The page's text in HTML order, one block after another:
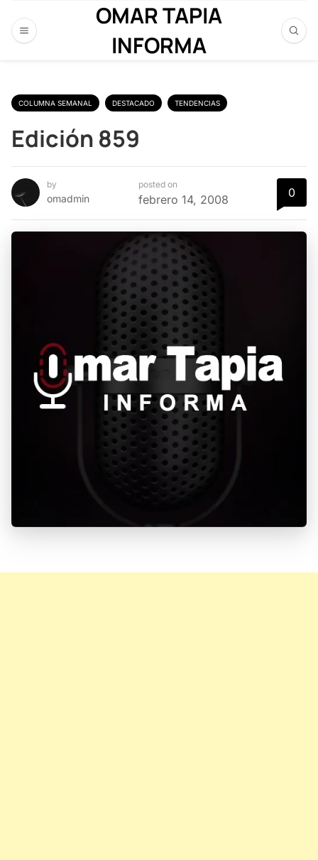
OMAR TAPIA
INFORMA
COLUMNA SEMANAL DESTACADO TENDENCIAS
Edición 859
by
omadmin
posted on
febrero 14, 2008 0